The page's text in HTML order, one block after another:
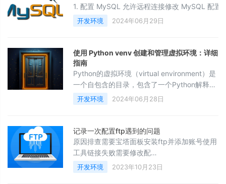
装、创建环境、安装包以及一些基本命令
1. 配置 MySQL 允许远程连接修改 MySQL 配置
配置文件 my.cnf 或 my.ini，通常位于以下路
径：/usr/local/etc/my.cnf/etc/my.cnf/opt/
开发环境 2024年06月29日
使用 Python venv 创建和管理虚拟环境：详细
指南
Python的虚拟环境（virtual environment）是
一个自包含的目录，包含了一个Python解释器
和一组Python包。使用虚拟环境可以在不影响
全局Python环境的情况下，为不同的项目维护
创建和管理Python虚拟环境的基本步骤。1. 创
建虚拟环境首先，确保你已安装了Python 3.3
或更高版本，因为 venv 模块是Python
开发环境 2024年06月28日
记录一次配置ftp遇到的问题
原因排查需要宝塔面板安装ftp并添加账号使用
工具链接失败需要修改配
置/www/server/pure-ftpd/etc/pure-
ftpd.conf搜索：ForcePassiveIP去除前边的 #
开发环境 2023年10月23日